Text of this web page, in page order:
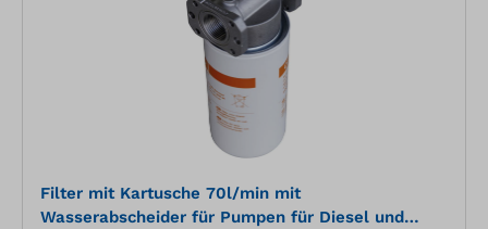
Filter mit Kartusche 70l/min mit
Wasserabscheider für Pumpen für Diesel und